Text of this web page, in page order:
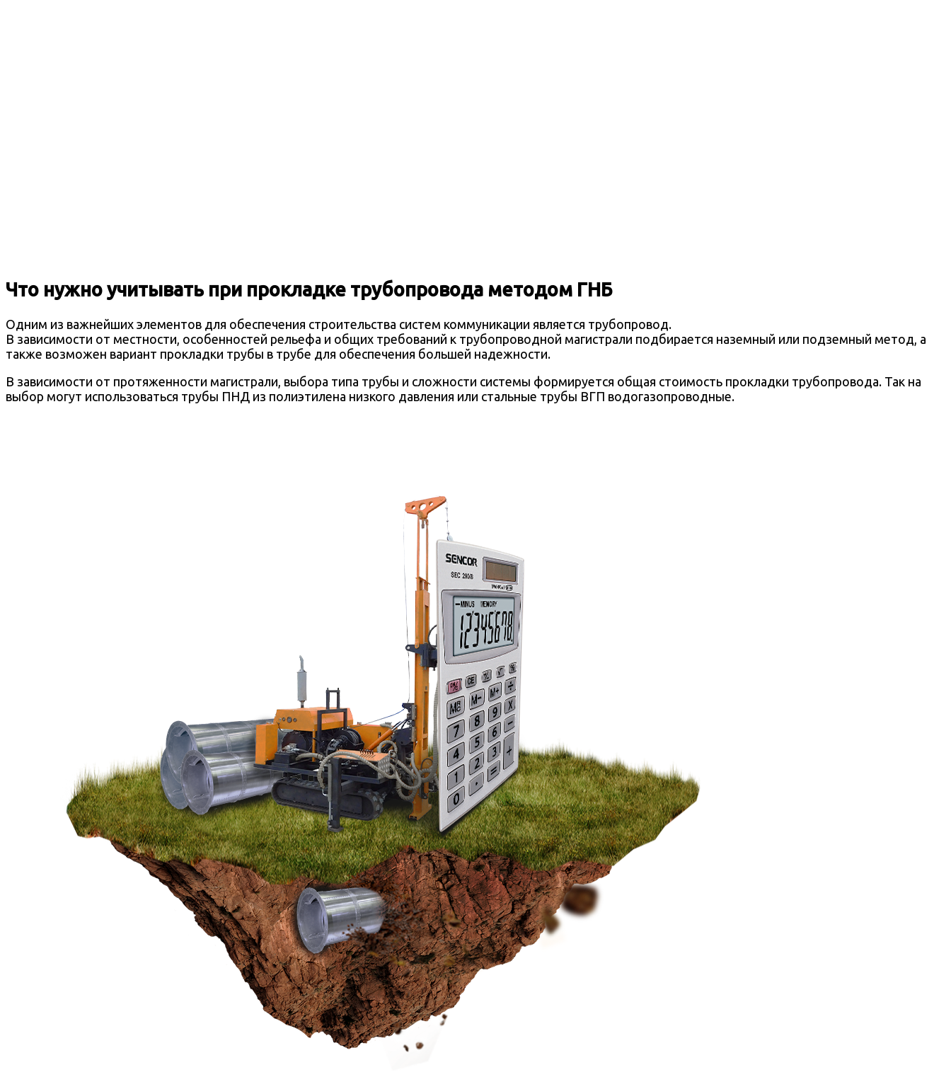
Что нужно учитывать при прокладке трубопровода методом ГНБ
Одним из важнейших элементов для обеспечения строительства систем коммуникации является трубопровод.
В зависимости от местности, особенностей рельефа и общих требований к трубопроводной магистрали подбирается наземный или подземный метод, а
также возможен вариант прокладки трубы в трубе для обеспечения большей надежности.
В зависимости от протяженности магистрали, выбора типа трубы и сложности системы формируется общая стоимость прокладки трубопровода. Так на
выбор могут использоваться трубы ПНД из полиэтилена низкого давления или стальные трубы ВГП водогазопроводные.